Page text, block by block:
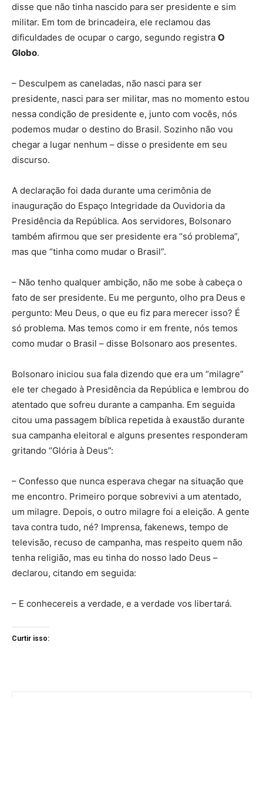
disse que não tinha nascido para ser presidente e sim
militar. Em tom de brincadeira, ele reclamou das
dificuldades de ocupar o cargo, segundo registra O
Globo.
– Desculpem as caneladas, não nasci para ser
presidente, nasci para ser militar, mas no momento estou
nessa condição de presidente e, junto com vocês, nós
podemos mudar o destino do Brasil. Sozinho não vou
chegar a lugar nenhum – disse o presidente em seu
discurso.
A declaração foi dada durante uma cerimônia de
inauguração do Espaço Integridade da Ouvidoria da
Presidência da República. Aos servidores, Bolsonaro
também afirmou que ser presidente era “só problema”,
mas que “tinha como mudar o Brasil”.
– Não tenho qualquer ambição, não me sobe à cabeça o
fato de ser presidente. Eu me pergunto, olho pra Deus e
pergunto: Meu Deus, o que eu fiz para merecer isso? É
só problema. Mas temos como ir em frente, nós temos
como mudar o Brasil – disse Bolsonaro aos presentes.
Bolsonaro iniciou sua fala dizendo que era um “milagre”
ele ter chegado à Presidência da República e lembrou do
atentado que sofreu durante a campanha. Em seguida
citou uma passagem bíblica repetida à exaustão durante
sua campanha eleitoral e alguns presentes responderam
gritando “Glória à Deus”:
– Confesso que nunca esperava chegar na situação que
me encontro. Primeiro porque sobrevivi a um atentado,
um milagre. Depois, o outro milagre foi a eleição. A gente
tava contra tudo, né? Imprensa, fakenews, tempo de
televisão, recuso de campanha, mas respeito quem não
tenha religião, mas eu tinha do nosso lado Deus –
declarou, citando em seguida:
– E conhecereis a verdade, e a verdade vos libertará.
Curtir isso: